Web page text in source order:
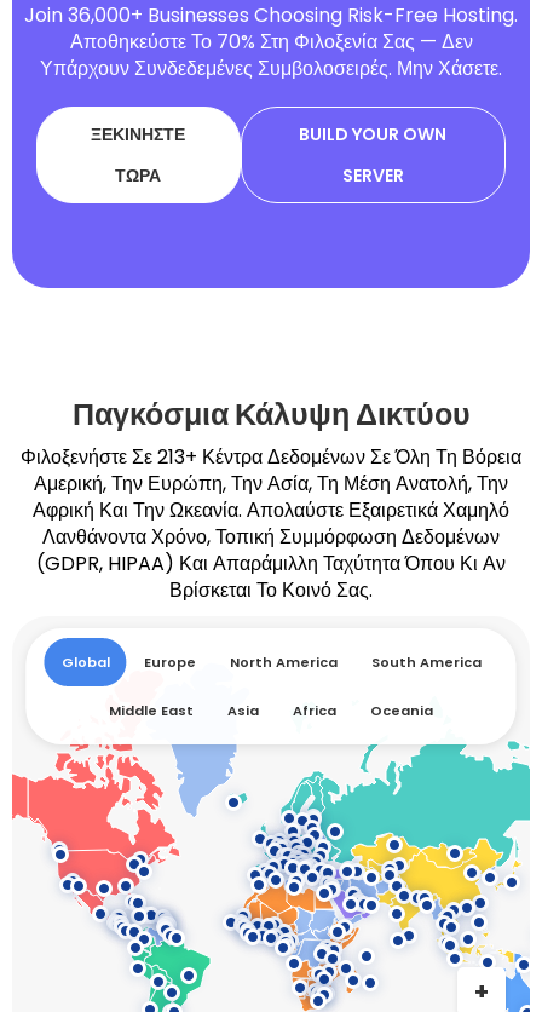
Join 36,000+ Businesses Choosing Risk-Free Hosting.
Αποθηκεύστε Το 70% Στη Φιλοξενία Σας — Δεν
Υπάρχουν Συνδεδεμένες Συμβολοσειρές. Μην Χάσετε.
ΞΕΚΙΝΉΣΤΕ
ΤΏΡΑ
BUILD YOUR OWN
SERVER
Παγκόσμια Κάλυψη Δικτύου
Φιλοξενήστε Σε 213+ Κέντρα Δεδομένων Σε Όλη Τη Βόρεια
Αμερική, Την Ευρώπη, Την Ασία, Τη Μέση Ανατολή, Την
Αφρική Και Την Ωκεανία. Απολαύστε Εξαιρετικά Χαμηλό
Λανθάνοντα Χρόνο, Τοπική Συμμόρφωση Δεδομένων
(GDPR, HIPAA) Και Απαράμιλλη Ταχύτητα Όπου Κι Αν
Βρίσκεται Το Κοινό Σας.